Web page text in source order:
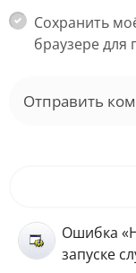
Сохранить
браузере
Ошибка
запуске